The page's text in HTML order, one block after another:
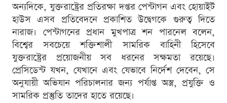
অন্যদিকে, যুক্তরাষ্ট্রের প্রতিরক্ষা দপ্তর পেন্টাগন এবং হোয়াইট
হাউস এসব প্রতিবেদনে প্রকাশিত উদ্বেগকে গুরুত্ব দিতে
নারাজ। পেন্টাগনের প্রধান মুখপাত্র শন পারনেল বলেন,
বিশ্বের সবচেয়ে শক্তিশালী সামরিক বাহিনী হিসেবে
যুক্তরাষ্ট্রের প্রয়োজনীয় সব ধরনের সক্ষমতা রয়েছে।
প্রেসিডেন্ট যখন, যেখানে এবং যেভাবে নির্দেশ দেবেন, সে
অনুযায়ী অভিযান পরিচালনার জন্য পর্যাপ্ত অস্ত্র, প্রযুক্তি ও
সামরিক প্রস্তুতি তাদের হাতে রয়েছে।